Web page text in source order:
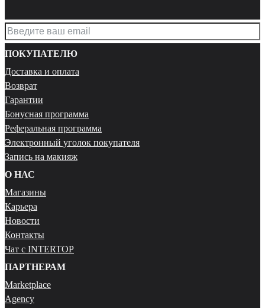
ПОКУПАТЕЛЮ
Доставка и оплата
Возврат
Гарантии
Бонусная программа
Реферальная программа
Электронный уголок покупателя
Запись на макияж
О НАС
Магазины
Карьера
Новости
Контакты
Чат с INTERTOP
ПАРТНЕРАМ
Marketplace
Agency